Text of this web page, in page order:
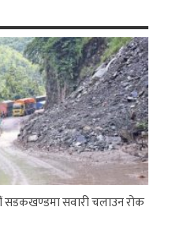
सडकखण्डमा सवारी चलाउन रोक